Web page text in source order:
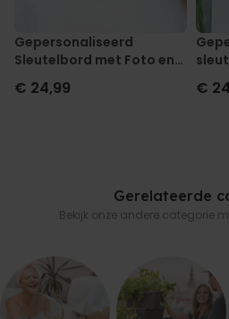
Gepersonaliseerd
Sleutelbord met Foto en
Tekst
€ 24,99 €
Gerelateerde
Bekijk onze andere categorie